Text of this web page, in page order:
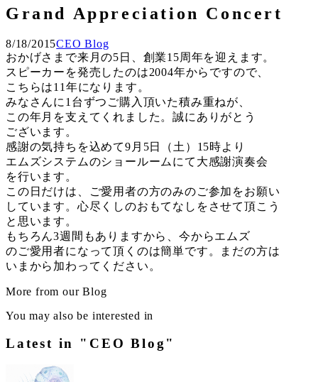
Grand Appreciation Concert
8/18/2015CEO Blog
おかげさまで来月の5日、創業15周年を迎えます。
スピーカーを発売したのは2004年からですので、
こちらは11年になります。
みなさんに1台ずつご購入頂いた積み重ねが、
この年月を支えてくれました。誠にありがとう
ございます。
感謝の気持ちを込めて9月5日（土）15時より
エムズシステムのショールームにて大感謝演奏会
を行います。
この日だけは、ご愛用者の方のみのご参加をお願い
しています。心尽くしのおもてなしをさせて頂こう
と思います。
もちろん3週間もありますから、今からエムズ
のご愛用者になって頂くのは簡単です。まだの方は
いまから加わってください。
More from our Blog
You may also be interested in
Latest in "CEO Blog"